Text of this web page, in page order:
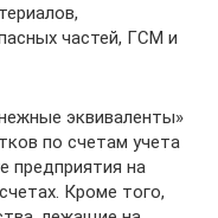
частей, ГСМ и
эквиваленты»
по счетам учета
предприятия на
Кроме того,